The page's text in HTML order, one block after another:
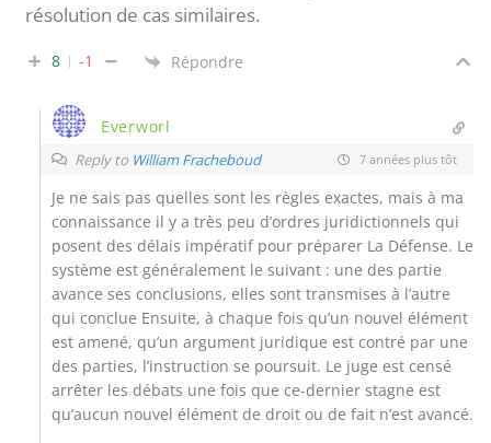
résolution de cas similaires.
8 -1 Répondre
Everworl
Reply to William Fracheboud 7 années plus tôt
Je ne sais pas quelles sont les règles exactes, mais à ma
connaissance il y a très peu d’ordres juridictionnels qui
posent des délais impératif pour préparer La Défense. Le
système est généralement le suivant : une des partie
avance ses conclusions, elles sont transmises à l’autre
qui conclue Ensuite, à chaque fois qu’un nouvel élément
est amené, qu’un argument juridique est contré par une
des parties, l’instruction se poursuit. Le juge est censé
arrêter les débats une fois que ce-dernier stagne est
qu’aucun nouvel élément de droit ou de fait n’est avancé.